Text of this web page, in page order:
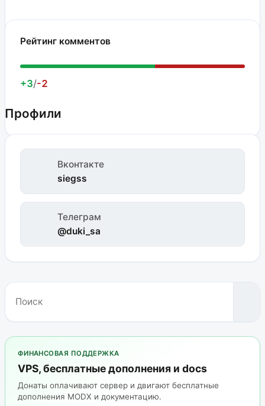
Рейтинг комментов
+3/-2
Профили
Вконтакте
siegss
Телеграм
@duki_sa
ФИНАНСОВАЯ ПОДДЕРЖКА
VPS, бесплатные дополнения и docs
Донаты оплачивают сервер и двигают бесплатные
дополнения MODX и документацию.